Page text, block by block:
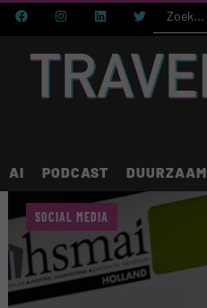
AI PODCAST DUURZAAM
SOCIAL MEDIA